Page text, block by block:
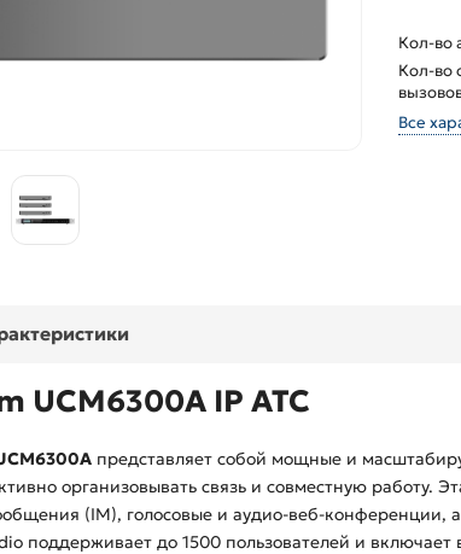
Кол-во
Кол-во
Все
UCM6300A IP АТС
представляет собой мощные и
организовывать связь и совместную работу.
(IM), голосовые и аудио-веб-
поддерживает до 1500 пользователей и